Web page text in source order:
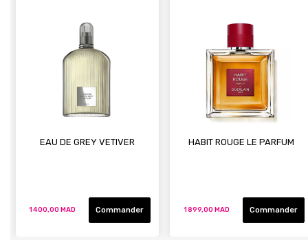
EAU DE GREY VETIVER
1 400,00 MAD Commander
HABIT ROUGE LE PARFUM
1 899,00 MAD Commander